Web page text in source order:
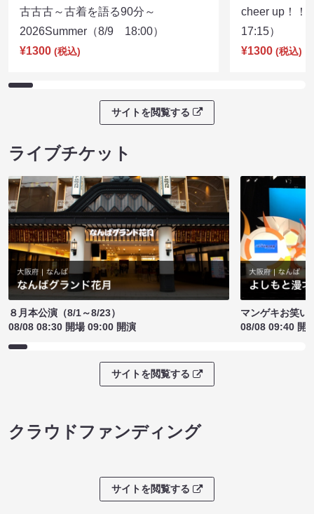
古古古～古着を語る90分～
2026Summer（8/9 18:00）
¥1300 (税込)
cheer up！
17:15）
¥1300 (税込)
サイトを閲覧する
ライブチケット
８月本公演（8/1～8/23）
08/08 08:30 開場 09:00 開演
マンゲキお笑い
08/08 09:40 開
サイトを閲覧する
クラウドファンディング
サイトを閲覧する